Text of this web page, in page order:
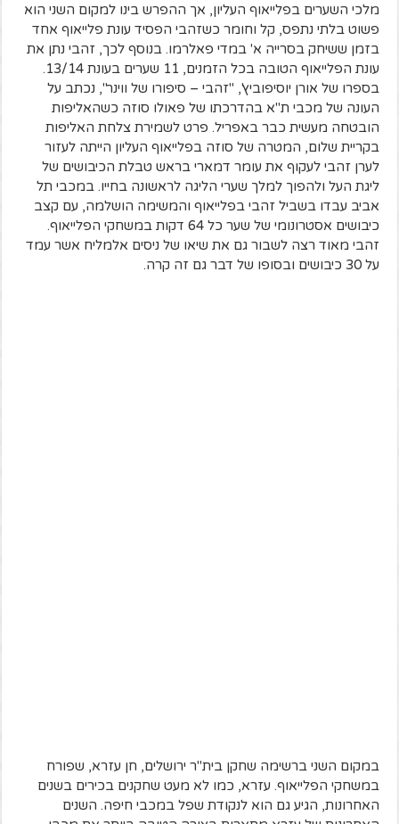
מלכי השערים בפלייאוף העליון, אך ההפרש בינו למקום השני הוא
פשוט בלתי נתפס, קל וחומר כשזהבי הפסיד עונת פלייאוף אחד
בזמן ששיחק בסרייה א' במדי פאלרמו. בנוסף לכך, זהבי נתן את
עונת הפלייאוף הטובה בכל הזמנים, 11 שערים בעונת 13/14.
בספרו של אורן יוסיפוביץ', "זהבי – סיפורו של ווינר", נכתב על
העונה של מכבי ת"א בהדרכתו של פאולו סוזה כשהאליפות
הובטחה מעשית כבר באפריל. פרט לשמירת צלחת האליפות
בקריית שלום, המטרה של סוזה בפלייאוף העליון הייתה לעזור
לערן זהבי לעקוף את עומר דמארי בראש טבלת הכיבושים של
ליגת העל ולהפוך למלך שערי הליגה לראשונה בחייו. במכבי תל
אביב עבדו בשביל זהבי בפלייאוף והמשימה הושלמה, עם קצב
כיבושים אסטרונומי של שער כל 64 דקות במשחקי הפלייאוף.
זהבי מאוד רצה לשבור גם את שיאו של ניסים אלמליח אשר עמד
על 30 כיבושים ובסופו של דבר גם זה קרה.
במקום השני ברשימה שחקן בית"ר ירושלים, חן עזרא, שפורח
במשחקי הפלייאוף. עזרא, כמו לא מעט שחקנים בכירים בשנים
האחרונות, הגיע גם הוא לנקודת שפל במכבי חיפה. השנים